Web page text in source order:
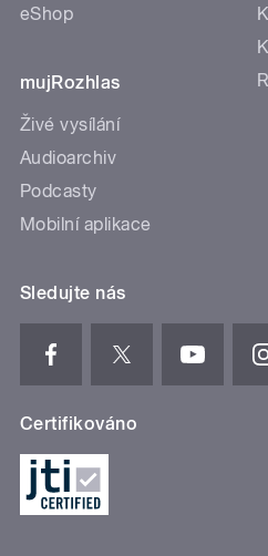
eShop
mujRozhlas
Živé vysílání
Audioarchiv
Podcasty
Mobilní aplikace
Sledujte nás
Certifikováno